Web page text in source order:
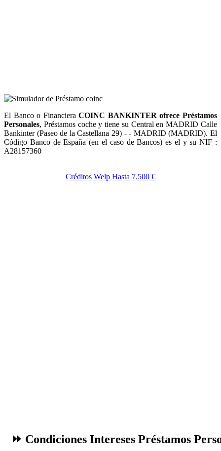
El Banco o FinancieraCOINC BANKINTER ofrece Préstamos
Personales, Préstamos coche y tiene su Central en MADRID Calle
Bankinter (Paseo de la Castellana 29) - - MADRID (MADRID). El
Código Banco de España (en el caso de Bancos) es el y su NIF :
A28157360
Créditos Welp Hasta 7.500 €
⏩ Condiciones Intereses Préstamos